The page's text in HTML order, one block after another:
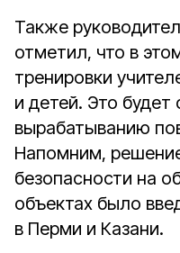
Также
отметил, что в
тренировки
и детей. Это будет
вырабатыванию
Напомним,
безопасности на
объектах было
в Перми и Казани.